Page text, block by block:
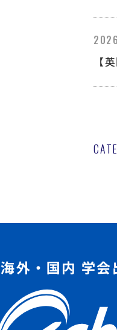
【
海外・国内 学会